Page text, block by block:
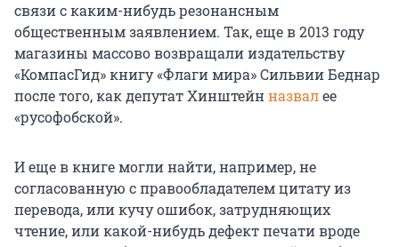
связи с каким-нибудь резонансным
общественным заявлением. Так, еще в 2013 году
магазины массово возвращали издательству
«КомпасГид» книгу «Флаги мира» Сильвии Беднар
после того, как депутат Хинштейнназвалее
«русофобской».
И еще в книге могли найти, например, не
согласованную с правообладателем цитату из
перевода, или кучу ошибок, затрудняющих
чтение, или какой-нибудь дефект печати вроде